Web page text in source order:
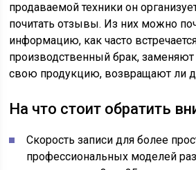
продаваемой техники он
почитать отзывы. Из них можно
информацию, как часто
производственный брак,
свою продукцию, возвращают ли
На что стоит обратить
Скорость записи для более
профессиональных моделей